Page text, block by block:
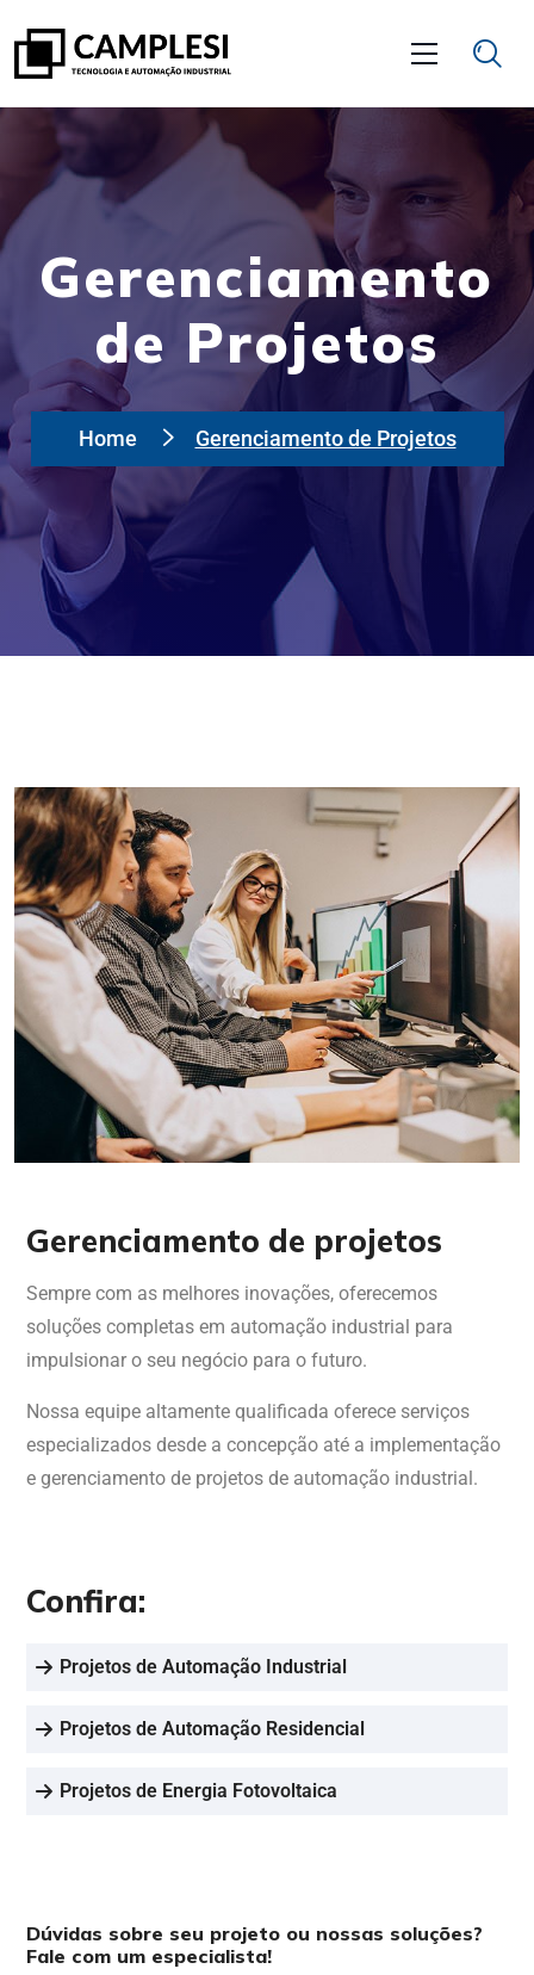
Gerenciamento
de Projetos
Home Gerenciamento de Projetos
Gerenciamento de projetos
Sempre com as melhores inovações, oferecemos
soluções completas em automação industrial para
impulsionar o seu negócio para o futuro.
Nossa equipe altamente qualificada oferece serviços
especializados desde a concepção até a implementação
e gerenciamento de projetos de automação industrial.
Confira:
Projetos de Automação Industrial
Projetos de Automação Residencial
Projetos de Energia Fotovoltaica
Dúvidas sobre seu projeto ou nossas soluções?
Fale com um especialista!